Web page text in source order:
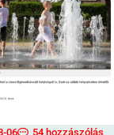
06 54 hozzászólás